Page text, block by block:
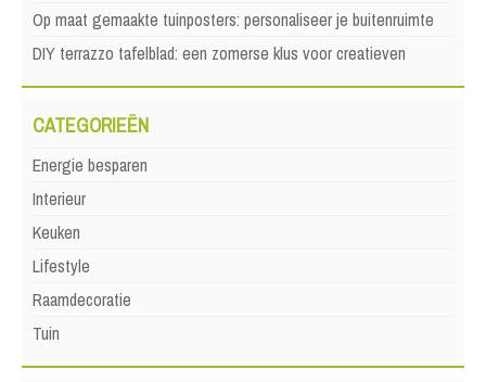
Op maat gemaakte tuinposters: personaliseer je buitenruimte
DIY terrazzo tafelblad: een zomerse klus voor creatieven
CATEGORIEËN
Energie besparen
Interieur
Keuken
Lifestyle
Raamdecoratie
Tuin